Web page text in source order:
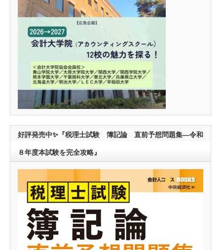
好評発売中✨『税理士試験 簿記論 直前予想問題集―令和
８年度本試験を完全攻略』